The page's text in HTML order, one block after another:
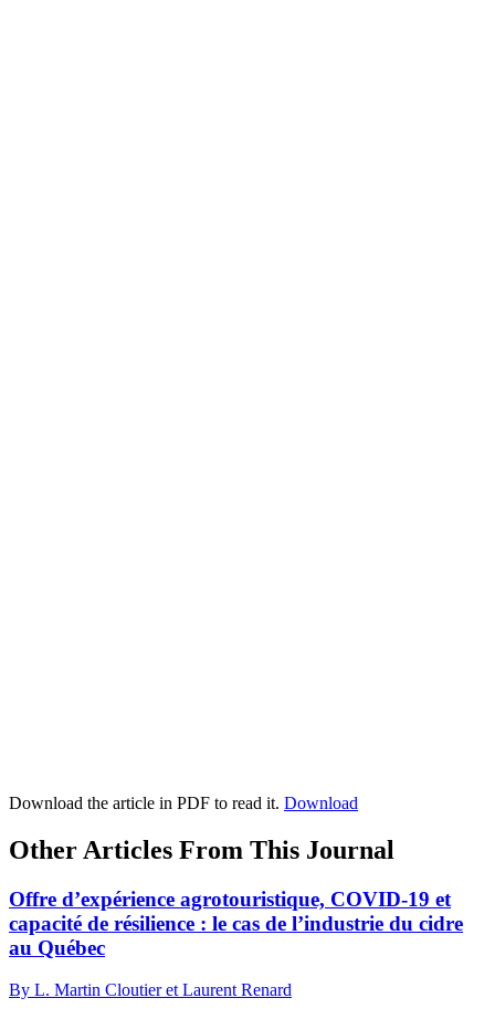
Download the article in PDF to read it. Download
Other Articles From This Journal
Offre d’expérience agrotouristique, COVID-19 et
capacité de résilience : le cas de l’industrie du cidre
au Québec
By L. Martin Cloutier et Laurent Renard